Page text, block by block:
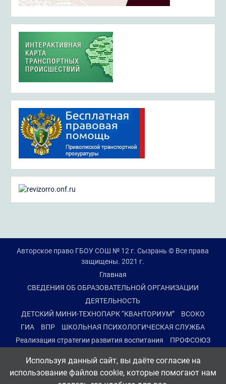
Авторское право ГБОУ СОШ № 12 г. Сызрань © Все права
защищены. 2021 г.
Главная
СВЕДЕНИЯ ОБ ОБРАЗОВАТЕЛЬНОЙ ОРГАНИЗАЦИИ
ДЕЯТЕЛЬНОСТЬ
ДЕТСКИЙ МИНИ-ТЕХНОПАРК “КВАНТОРИУМ”
ВСОКО
ГИА
ВПР
ШКОЛЬНАЯ ПСИХОЛОГИЧЕСКАЯ СЛУЖБА
Реализация стратегии развития воспитания
ПРОФСОЮЗ
ДИСТАНЦИОННЫЙ РЕЖИМ ОБУЧЕНИЯ
ПРОТИВОДЕЙСТВИЕ КОРРУПЦИИ
Используя данный сайт, вы даёте согласие на
использование файлов cookie, которые помогают нам